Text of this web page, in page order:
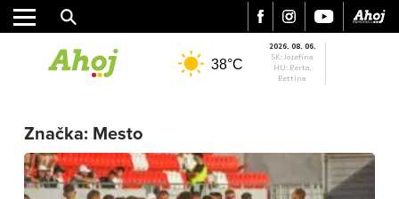
38°C
2026. 08. 06.
SK: Jozefína
HU: Berta,
Bettina
Značka: Mesto